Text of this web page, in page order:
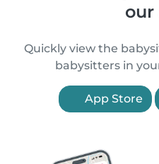
our
Quickly view the
babysitters in
App Store